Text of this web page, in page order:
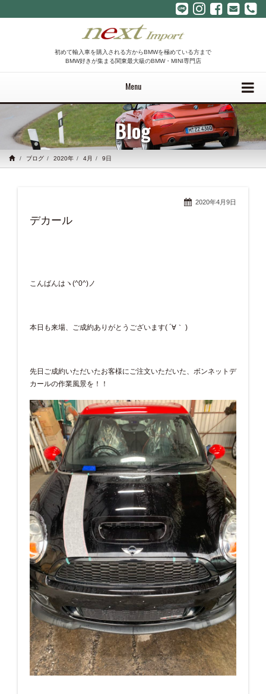
初めて輸入車を購入される方からBMWを極めている方まで
BMW好きが集まる関東最大級のBMW・MINI専門店
Menu
Blog
ブログ 2020年 4月 9日
2020年4月9日
デカール
こんばんはヽ(^0^)ノ
本日も来場、ご成約ありがとうございます( ´∀｀ )
先日ご成約いただいたお客様にご注文いただいた、ボンネットデ
カールの作業風景を！！